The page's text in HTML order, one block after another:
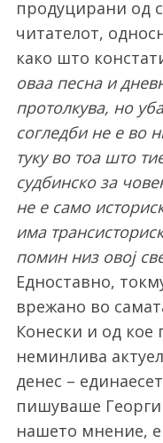
продуцирани од
читателот,
како што
оваа песна и
протолкува, но
согледби не е во
туку во тоа што
судбинско за
не е само
има
помин низ овој
Едноставно,
врежано во
Конески и од кое
неминлива
денес –
пишуваше
нашето мнение,